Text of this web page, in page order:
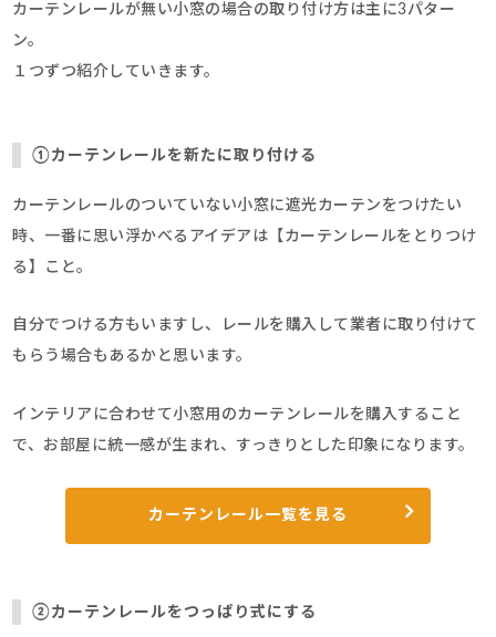
カーテンレールが無い小窓の場合の取り付け方は主に3パター
ン。
１つずつ紹介していきます。
①カーテンレールを新たに取り付ける
カーテンレールのついていない小窓に遮光カーテンをつけたい
時、一番に思い浮かべるアイデアは【カーテンレールをとりつけ
る】こと。
自分でつける方もいますし、レールを購入して業者に取り付けて
もらう場合もあるかと思います。
インテリアに合わせて小窓用のカーテンレールを購入すること
で、お部屋に統一感が生まれ、すっきりとした印象になります。
カーテンレール一覧を見る
②カーテンレールをつっぱり式にする